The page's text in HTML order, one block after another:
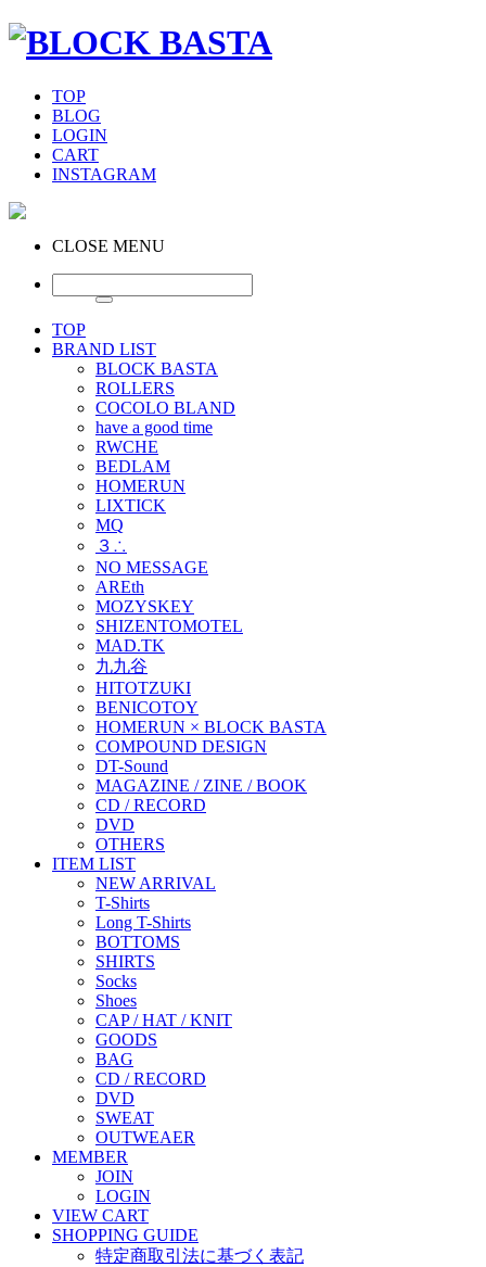
TOP
BLOG
LOGIN
CART
INSTAGRAM
CLOSE MENU
TOP
BRAND LIST
BLOCK BASTA
ROLLERS
COCOLO BLAND
have a good time
RWCHE
BEDLAM
HOMERUN
LIXTICK
MQ
３∴
NO MESSAGE
AREth
MOZYSKEY
SHIZENTOMOTEL
MAD.TK
九九谷
HITOTZUKI
BENICOTOY
HOMERUN × BLOCK BASTA
COMPOUND DESIGN
DT-Sound
MAGAZINE / ZINE / BOOK
CD / RECORD
DVD
OTHERS
ITEM LIST
NEW ARRIVAL
T-Shirts
Long T-Shirts
BOTTOMS
SHIRTS
Socks
Shoes
CAP / HAT / KNIT
GOODS
BAG
CD / RECORD
DVD
SWEAT
OUTWEAER
MEMBER
JOIN
LOGIN
VIEW CART
SHOPPING GUIDE
特定商取引法に基づく表記